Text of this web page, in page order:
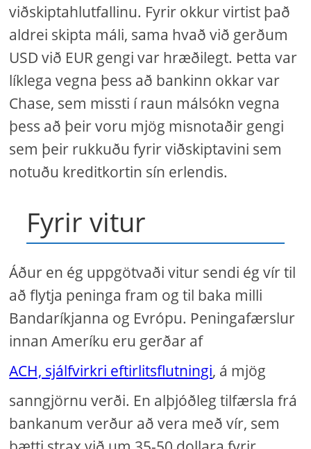
viðskiptahlutfallinu. Fyrir okkur virtist það
aldrei skipta máli, sama hvað við gerðum
USD við EUR gengi var hræðilegt. Þetta var
líklega vegna þess að bankinn okkar var
Chase, sem missti í raun málsókn vegna
þess að þeir voru mjög misnotaðir gengi
sem þeir rukkuðu fyrir viðskiptavini sem
notuðu kreditkortin sín erlendis.
Fyrir vitur
Áður en ég uppgötvaði vitur sendi ég vír til
að flytja peninga fram og til baka milli
Bandaríkjanna og Evrópu. Peningafærslur
innan Ameríku eru gerðar af
ACH, sjálfvirkri eftirlitsflutningi, á mjög
sanngjörnu verði. En alþjóðleg tilfærsla frá
bankanum verður að vera með vír, sem